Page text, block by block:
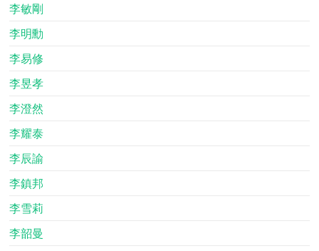
李敏剛
李明勳
李易修
李昱孝
李澄然
李耀泰
李辰諭
李鎮邦
李雪莉
李韶曼